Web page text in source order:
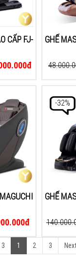
CẤP FJ-
GHẾ
-32%
GHẾ
3 1 2 3 Next